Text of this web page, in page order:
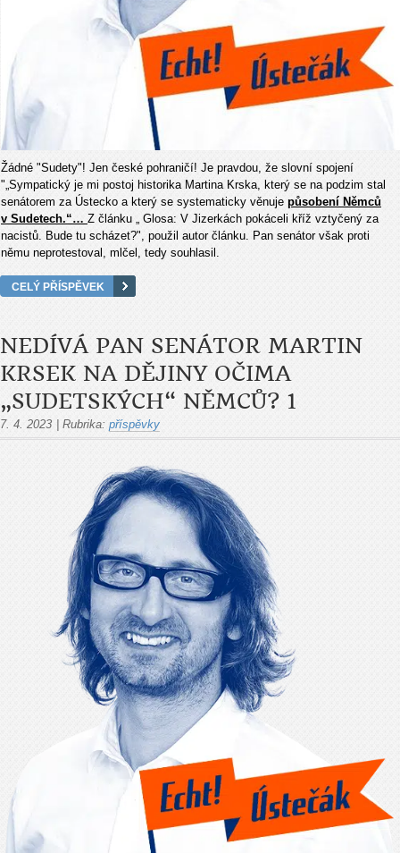
Žádné "Sudety"! Jen české pohraničí! Je pravdou, že slovní spojení
" „Sympatický je mi postoj historika Martina Krska, který se na podzim stal
senátorem za Ústecko a který se systematicky věnuje působení Němců
v Sudetech.“… Z článku „
Glosa: V Jizerkách pokáceli kříž vztyčený za
nacistů. Bude tu scházet?", použil autor článku. Pan senátor však proti
němu neprotestoval, mlčel, tedy souhlasil.
CELÝ PŘÍSPĚVEK
NEDÍVÁ PAN SENÁTOR MARTIN
KRSEK NA DĚJINY OČIMA
„SUDETSKÝCH“ NĚMCŮ? 1
7. 4. 2023 Rubrika: příspěvky